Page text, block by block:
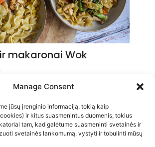
Manage Consent
jūsų įrenginio informaciją, tokią kaip
ir kitus suasmenintus duomenis, tokius
tam, kad galėtume suasmeninti svetainės ir
svetainės lankomumą, vystyti ir tobulinti mūsų
makaronai Wok